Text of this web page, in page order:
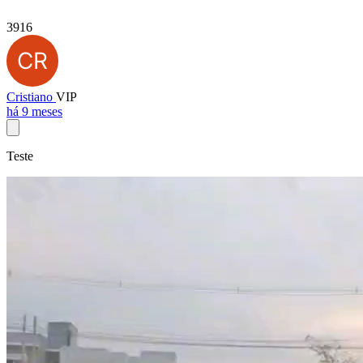
3916
Cristiano VIP
há 9 meses
Teste